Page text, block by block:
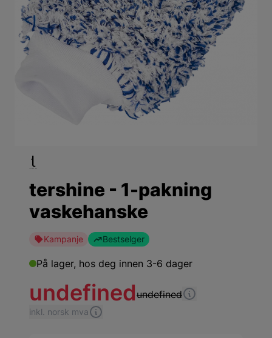
tershine - 1-pakning
vaskehanske
Kampanje Bestselger
På lager, hos deg innen 3-6 dager
undefinedundefined
inkl. norsk mva